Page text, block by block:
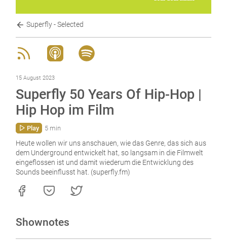
Superfly - Selected
15 August 2023
Superfly 50 Years Of Hip-Hop |
Hip Hop im Film
Play 5 min
Heute wollen wir uns anschauen, wie das Genre, das sich aus
dem Underground entwickelt hat, so langsam in die Filmwelt
eingeflossen ist und damit wiederum die Entwicklung des
Sounds beeinflusst hat. (superfly.fm)
Shownotes